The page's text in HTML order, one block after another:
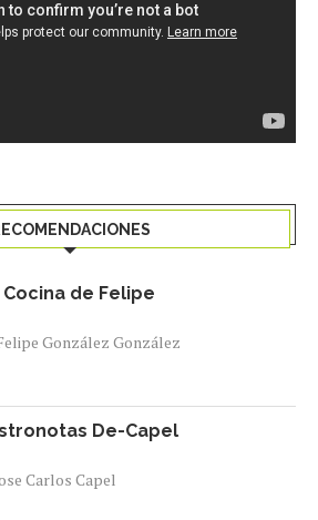
Cocina de Felipe
González González
De-Capel
Carlos Capel